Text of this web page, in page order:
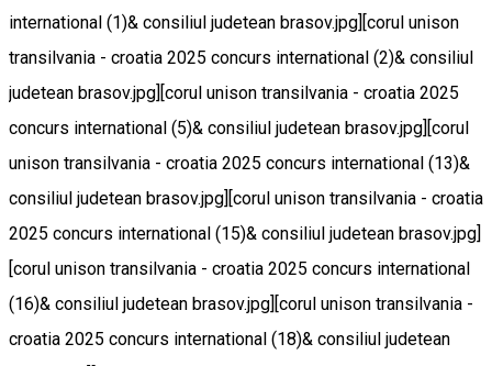
international (1)& consiliul judetean brasov.jpg][corul unison
transilvania - croatia 2025 concurs international (2)& consiliul
judetean brasov.jpg][corul unison transilvania - croatia 2025
concurs international (5)& consiliul judetean brasov.jpg][corul
unison transilvania - croatia 2025 concurs international (13)&
consiliul judetean brasov.jpg][corul unison transilvania - croatia
2025 concurs international (15)& consiliul judetean brasov.jpg]
[corul unison transilvania - croatia 2025 concurs international
(16)& consiliul judetean brasov.jpg][corul unison transilvania -
croatia 2025 concurs international (18)& consiliul judetean